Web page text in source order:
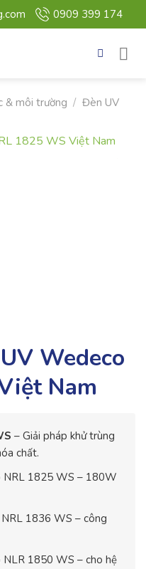
0909 399 174
& môi trường / Đèn UV
Wedeco
Nam
– Giải pháp khử trùng
chất.
1825 WS – 180W
1836 WS – công
1850 WS – cho hệ